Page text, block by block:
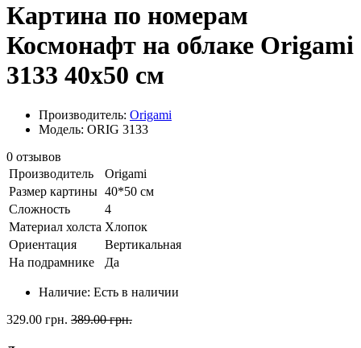
Картина по номерам
Космонафт на облаке Origami
3133 40x50 см
Производитель: Origami
Модель: ORIG 3133
0 отзывов
Производитель
Origami
Размер картины 40*50 см
Сложность
4
Материал холста Хлопок
Ориентация
Вертикальная
На подрамнике
Да
Наличие: Есть в наличии
329.00 грн. 389.00 грн.